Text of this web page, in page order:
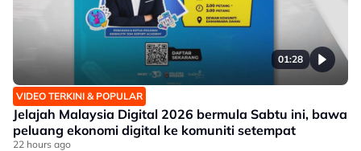
01:28
VIDEO TERKINI & POPULAR
Jelajah Malaysia Digital 2026 bermula Sabtu ini, bawa
peluang ekonomi digital ke komuniti setempat
22 hours ago